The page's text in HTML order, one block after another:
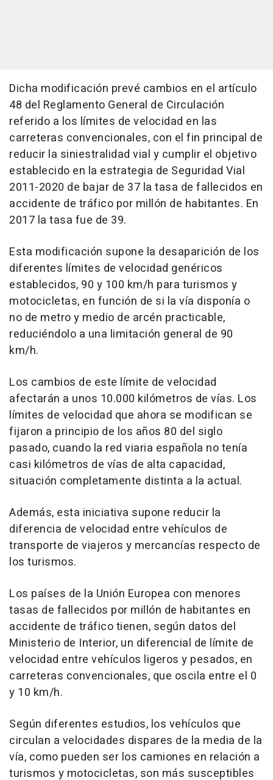
Dicha modificación prevé cambios en el artículo
48 del Reglamento General de Circulación
referido a los límites de velocidad en las
carreteras convencionales, con el fin principal de
reducir la siniestralidad vial y cumplir el objetivo
establecido en la estrategia de Seguridad Vial
2011-2020 de bajar de 37 la tasa de fallecidos en
accidente de tráfico por millón de habitantes. En
2017 la tasa fue de 39.
Esta modificación supone la desaparición de los
diferentes límites de velocidad genéricos
establecidos, 90 y 100 km/h para turismos y
motocicletas, en función de si la vía disponía o
no de metro y medio de arcén practicable,
reduciéndolo a una limitación general de 90
km/h.
Los cambios de este límite de velocidad
afectarán a unos 10.000 kilómetros de vías. Los
límites de velocidad que ahora se modifican se
fijaron a principio de los años 80 del siglo
pasado, cuando la red viaria española no tenía
casi kilómetros de vías de alta capacidad,
situación completamente distinta a la actual.
Además, esta iniciativa supone reducir la
diferencia de velocidad entre vehículos de
transporte de viajeros y mercancías respecto de
los turismos.
Los países de la Unión Europea con menores
tasas de fallecidos por millón de habitantes en
accidente de tráfico tienen, según datos del
Ministerio de Interior, un diferencial de límite de
velocidad entre vehículos ligeros y pesados, en
carreteras convencionales, que oscila entre el 0
y 10 km/h.
Según diferentes estudios, los vehículos que
circulan a velocidades dispares de la media de la
vía, como pueden ser los camiones en relación a
turismos y motocicletas, son más susceptibles